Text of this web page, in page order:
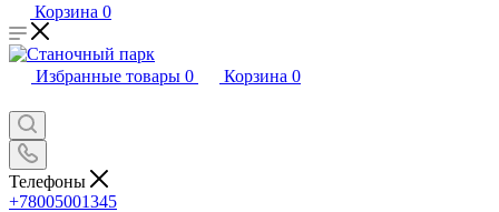
Корзина 0
Избранные товары 0 Корзина 0
Телефоны
+78005001345